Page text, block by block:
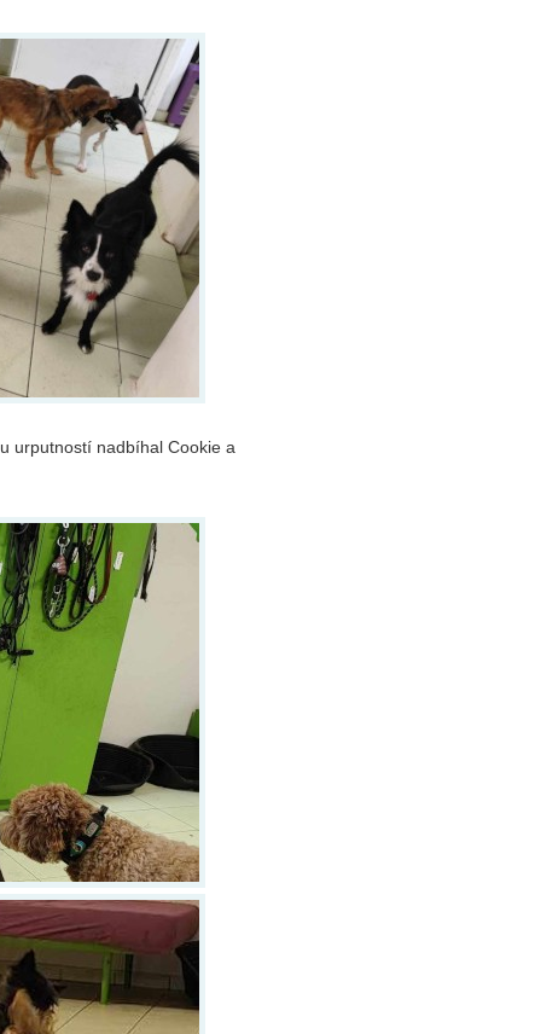
urputností nadbíhal Cookie a